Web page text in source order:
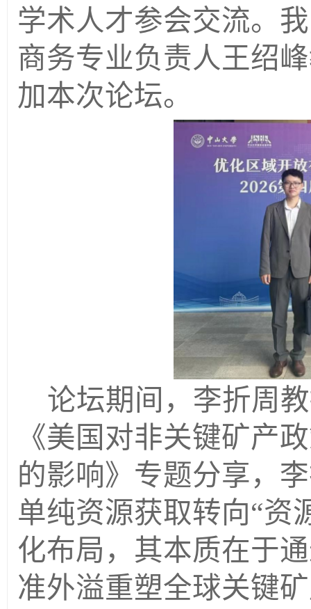
学术人才参会交流。
商务专业负责人王绍
加本次论坛。
论坛期间，李折周
《美国对非关键矿产
的影响》专题分享，
单纯资源获取转向“资
化布局，其本质在于
准外溢重塑全球关键